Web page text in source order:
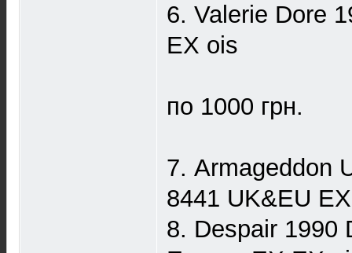
6. Valerie Dore
EX ois
по 1000 грн.
7. Armageddon
8441 UK&EU
8. Despair 1990